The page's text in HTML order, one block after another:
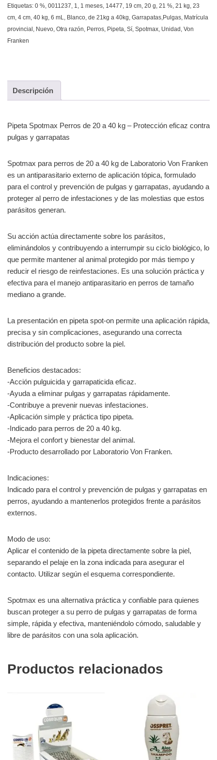
Etiquetas: 0 %, 0011237, 1, 1 meses, 14477, 19 cm, 20 g, 21 %, 21 kg, 23
cm, 4 cm, 40 kg, 6 mL, Blanco, de 21kg a 40kg, Garrapatas,Pulgas, Matrícula
provincial , Nuevo, Otra razón, Perros, Pipeta, Sí, Spotmax, Unidad , Von
Franken
Descripción
Pipeta Spotmax Perros de 20 a 40 kg – Protección eficaz contra
pulgas y garrapatas
Spotmax para perros de 20 a 40 kg de Laboratorio Von Franken
es un antiparasitario externo de aplicación tópica, formulado
para el control y prevención de pulgas y garrapatas, ayudando a
proteger al perro de infestaciones y de las molestias que estos
parásitos generan.
Su acción actúa directamente sobre los parásitos,
eliminándolos y contribuyendo a interrumpir su ciclo biológico, lo
que permite mantener al animal protegido por más tiempo y
reducir el riesgo de reinfestaciones. Es una solución práctica y
efectiva para el manejo antiparasitario en perros de tamaño
mediano a grande.
La presentación en pipeta spot-on permite una aplicación rápida,
precisa y sin complicaciones, asegurando una correcta
distribución del producto sobre la piel.
Beneficios destacados:
-Acción pulguicida y garrapaticida eficaz.
-Ayuda a eliminar pulgas y garrapatas rápidamente.
-Contribuye a prevenir nuevas infestaciones.
-Aplicación simple y práctica tipo pipeta.
-Indicado para perros de 20 a 40 kg.
-Mejora el confort y bienestar del animal.
-Producto desarrollado por Laboratorio Von Franken.
Indicaciones:
Indicado para el control y prevención de pulgas y garrapatas en
perros, ayudando a mantenerlos protegidos frente a parásitos
externos.
Modo de uso:
Aplicar el contenido de la pipeta directamente sobre la piel,
separando el pelaje en la zona indicada para asegurar el
contacto. Utilizar según el esquema correspondiente.
Spotmax es una alternativa práctica y confiable para quienes
buscan proteger a su perro de pulgas y garrapatas de forma
simple, rápida y efectiva, manteniéndolo cómodo, saludable y
libre de parásitos con una sola aplicación.
Productos relacionados